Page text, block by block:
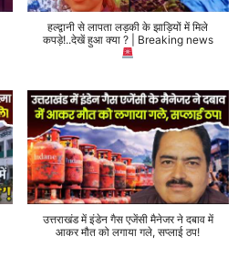
हल्द्वानी से लापता लड़की के झाड़ियों में मिले
कपड़े!..देखें हुआ क्या ? | Breaking news
उत्तराखंड में इंडेन गैस एजेंसी मैनेजर ने दबाव में
आकर मौत को लगाया गले, सप्लाई ठप!